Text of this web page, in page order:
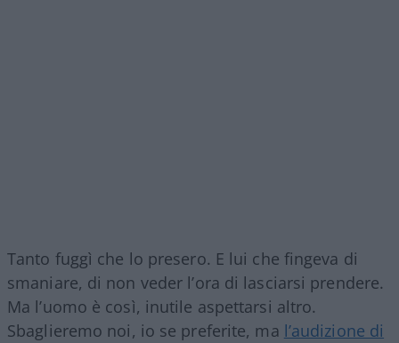
Tanto fuggì che lo presero. E lui che fingeva di
smaniare, di non veder l’ora di lasciarsi prendere.
Ma l’uomo è così, inutile aspettarsi altro.
Sbaglieremo noi, io se preferite, ma l’audizione di